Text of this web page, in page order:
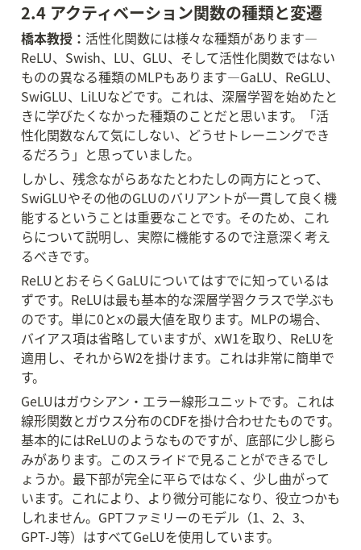
2.4 アクティベーション関数の種類と変遷
橋本教授： 活性化関数には様々な種類があります—
ReLU、Swish、LU、GLU、そして活性化関数ではない
ものの異なる種類のMLPもあります—GaLU、ReGLU、
SwiGLU、LiLUなどです。これは、深層学習を始めたと
きに学びたくなかった種類のことだと思います。「活
性化関数なんて気にしない、どうせトレーニングでき
るだろう」と思っていました。
しかし、残念ながらあなたとわたしの両方にとって、
SwiGLUやその他のGLUのバリアントが一貫して良く機
能するということは重要なことです。そのため、これ
らについて説明し、実際に機能するので注意深く考え
るべきです。
ReLUとおそらくGaLUについてはすでに知っているは
ずです。ReLUは最も基本的な深層学習クラスで学ぶも
のです。単に0とxの最大値を取ります。MLPの場合、
バイアス項は省略していますが、xW1を取り、ReLUを
適用し、それからW2を掛けます。これは非常に簡単で
す。
GeLUはガウシアン・エラー線形ユニットです。これは
線形関数とガウス分布のCDFを掛け合わせたものです。
基本的にはReLUのようなものですが、底部に少し膨ら
みがあります。このスライドで見ることができるでし
ょうか。最下部が完全に平らではなく、少し曲がって
います。これにより、より微分可能になり、役立つかも
しれません。GPTファミリーのモデル（1、2、3、
GPT-J等）はすべてGeLUを使用しています。